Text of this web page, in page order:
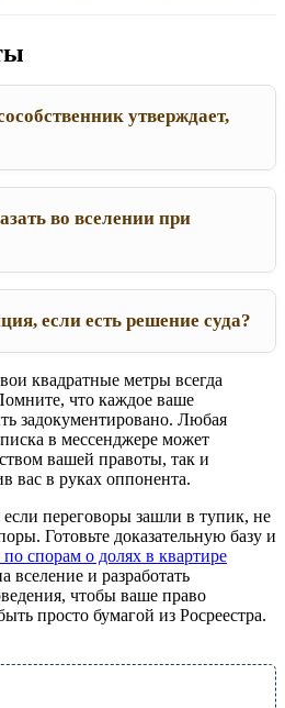
утверждает,
во вселении при
если есть решение суда?
квадратные метры всегда
что каждое ваше
задокументировано. Любая
в мессенджере может
вашей правоты, так и
вас в руках оппонента.
переговоры зашли в тупик, не
Готовьте доказательную базу и
спорам о долях в квартире
и разработать
чтобы ваше право
просто бумагой из Росреестра.